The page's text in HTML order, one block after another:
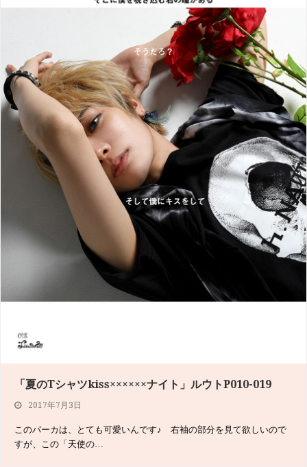
「夏のTシャツkiss××××××ナイト」ルウトP010-019
2017年7月3日
このパーカは、とても可愛いんです♪ 右袖の部分を見て欲しいので
すが、この「天使の…
Jabberwocky SNAP P120-123
Ozz Onの服は、カジュアルにスチームパンクスタイルを楽しみたい